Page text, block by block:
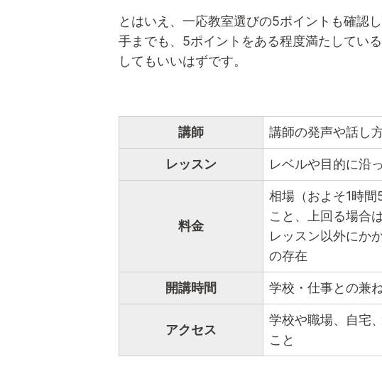
とはいえ、一応教室選びの5ポイントも確認
手までも、5ポイントをある程度満たしてい
してもいいはずです。
講師 講師の発声や話し
レッスン レベルや目的に沿
料金
相場（およそ1時
こと、上回る場合
レッスン以外にか
の存在
開講時間 学校・仕事との兼
アクセス
学校や職場、自宅
こと